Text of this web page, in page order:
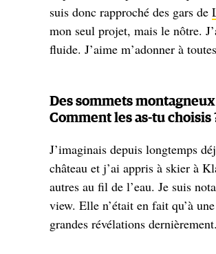
suis donc rapproché des gars de
mon seul projet, mais le nôtre.
fluide. J’aime m’adonner à
Des sommets
Comment les as-tu choisis
J’imaginais depuis longtemps
château et j’ai appris à skier à
autres au fil de l’eau. Je suis
view. Elle n’était en fait qu’à
grandes révélations dernièrement.